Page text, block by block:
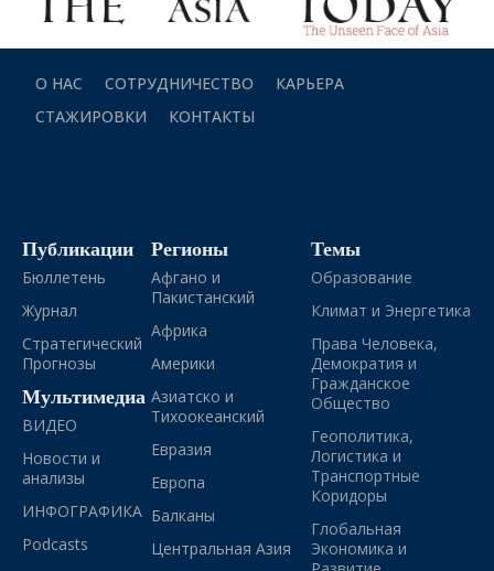
О НАС СОТРУДНИЧЕСТВО
КАРЬЕРА
СТАЖИРОВКИ
КОНТАКТЫ
Публикации
Бюллетень
Журнал
Стратегический
Прогнозы
Мультимедиа
ВИДЕО
Новости и
анализы
ИНФОГРАФИКА
Podcasts
Регионы
Афгано и
Пакистанский
Африка
Америки
Азиатско и
Тихоокеанский
Евразия
Европа
Балканы
Центральная Азия
Темы
Образование
Климат и Энергетика
Права Человека,
Демократия и
Гражданское
Общество
Геополитика,
Логистика и
Транспортные
Коридоры
Глобальная
Экономика и